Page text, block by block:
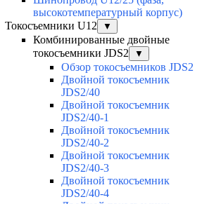
высокотемпературный корпус)
Токосъемники U12
▼
Комбинированные двойные
токосъемники JDS2
▼
Обзор токосъемников JDS2
Двойной токосъемник
JDS2/40
Двойной токосъемник
JDS2/40-1
Двойной токосъемник
JDS2/40-2
Двойной токосъемник
JDS2/40-3
Двойной токосъемник
JDS2/40-4